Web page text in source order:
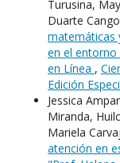
Turusina,
Duarte
matemáticas
en el entorno
en Línea ,
Edición
Jessica
Miranda,
Mariela
atención en